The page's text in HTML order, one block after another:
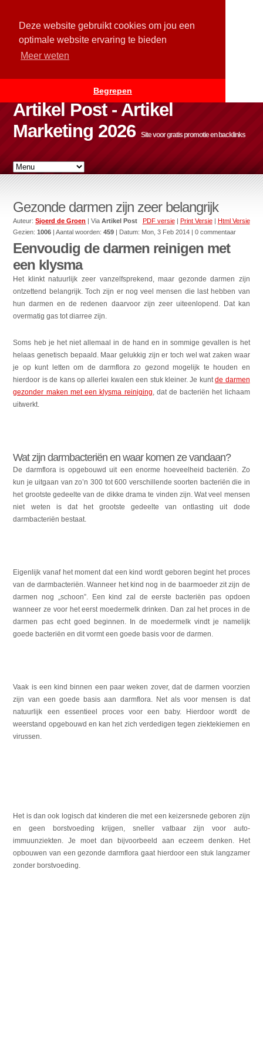
Deze website gebruikt cookies om jou een
optimale website ervaring te bieden
Meer weten
Begrepen
Artikel Post - Artikel
Marketing 2026
Site voor gratis promotie en backlinks
Gezonde darmen zijn zeer belangrijk
PDF versie| Print Versie| Html Versie
Auteur:Sjoerd de Groen | ViaArtikel Post
Gezien:1006 | Aantal woorden:459 | Datum: Mon, 3 Feb 2014 | 0 commentaar
Eenvoudig de darmen reinigen met
een klysma
Het klinkt natuurlijk zeer vanzelfsprekend, maar gezonde darmen zijn
ontzettend belangrijk. Toch zijn er nog veel mensen die last hebben van
hun darmen en de redenen daarvoor zijn zeer uiteenlopend. Dat kan
overmatig gas tot diarree zijn.
Soms heb je het niet allemaal in de hand en in sommige gevallen is het
helaas genetisch bepaald. Maar gelukkig zijn er toch wel wat zaken waar
je op kunt letten om de darmflora zo gezond mogelijk te houden en
hierdoor is de kans op allerlei kwalen een stuk kleiner. Je kuntde darmen
gezonder maken met een klysma reiniging, dat de bacteriën het lichaam
uitwerkt.
Wat zijn darmbacteriën en waar komen ze vandaan?
De darmflora is opgebouwd uit een enorme hoeveelheid bacteriën. Zo
kun je uitgaan van zo’n 300 tot 600 verschillende soorten bacteriën die in
het grootste gedeelte van de dikke drama te vinden zijn. Wat veel mensen
niet weten is dat het grootste gedeelte van ontlasting uit dode
darmbacteriën bestaat.
Eigenlijk vanaf het moment dat een kind wordt geboren begint het proces
van de darmbacteriën. Wanneer het kind nog in de baarmoeder zit zijn de
darmen nog „schoon”. Een kind zal de eerste bacteriën pas opdoen
wanneer ze voor het eerst moedermelk drinken. Dan zal het proces in de
darmen pas echt goed beginnen. In de moedermelk vindt je namelijk
goede bacteriën en dit vormt een goede basis voor de darmen.
Vaak is een kind binnen een paar weken zover, dat de darmen voorzien
zijn van een goede basis aan darmflora. Net als voor mensen is dat
natuurlijk een essentieel proces voor een baby. Hierdoor wordt de
weerstand opgebouwd en kan het zich verdedigen tegen ziektekiemen en
virussen.
Het is dan ook logisch dat kinderen die met een keizersnede geboren zijn
en geen borstvoeding krijgen, sneller vatbaar zijn voor auto-
immuunziekten. Je moet dan bijvoorbeeld aan eczeem denken. Het
opbouwen van een gezonde darmflora gaat hierdoor een stuk langzamer
zonder borstvoeding.